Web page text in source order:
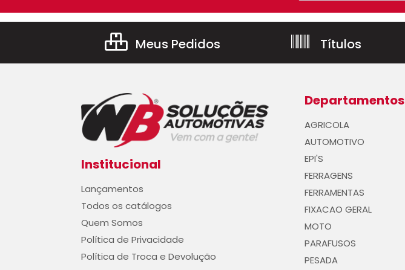
Meus Pedidos Títulos
Institucional
Lançamentos
Todos os catálogos
Quem Somos
Política de Privacidade
Política de Troca e Devolução
Departamentos
AGRICOLA
AUTOMOTIVO
EPI'S
FERRAGENS
FERRAMENTAS
FIXACAO GERAL
MOTO
PARAFUSOS
PESADA